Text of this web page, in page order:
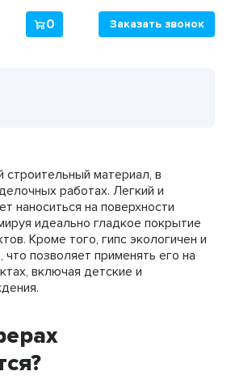
0 Заказать звонок
строительный материал, в
работах. Легкий и
наноситься на поверхности
идеально гладкое покрытие
Кроме того, гипс экологичен и
позволяет применять его на
включая детские и